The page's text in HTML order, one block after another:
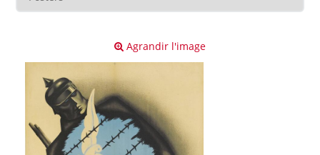
Agrandir l'image